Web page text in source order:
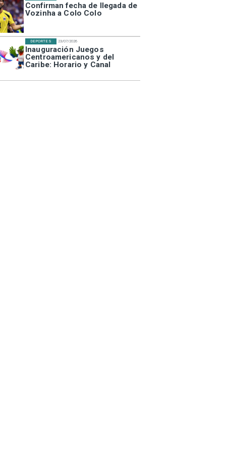
Confirman fecha de llegada de
Vozinha a Colo Colo
23/07/2026
Inauguración Juegos
Centroamericanos y del
Caribe: Horario y Canal
DEPORTES